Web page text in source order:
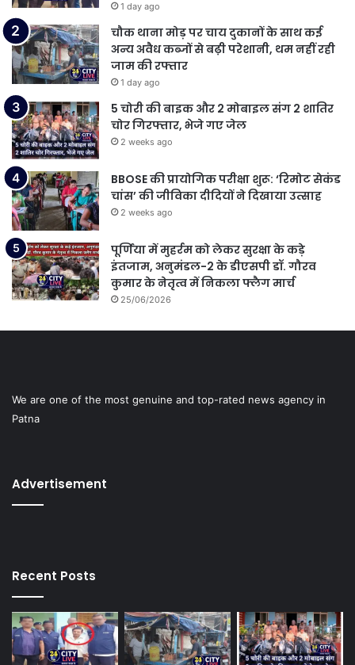
1 day ago
चौक थाना मोड़ पर चाय दुकानों के साथ कई
अन्य अवैध कब्जों से बढ़ी परेशानी, थम नहीं रही
जाम की रफ्तार
1 day ago
5 चोरी की बाइक और 2 मोबाइल संग 2 शातिर
चोर गिरफ्तार, भेजे गए जेल
2 weeks ago
BBOSE की प्रायोगिक परीक्षा शुरू: ‘रिमोट सेकंड
चांस’ की जीविका दीदियों ने दिखाया उत्साह
2 weeks ago
पूर्णिया में मुहर्रम को लेकर सुरक्षा के कड़े
इंतजाम, अनुमंडल-2 के डीएसपी डॉ. गौरव
कुमार के नेतृत्व में निकला फ्लैग मार्च
25/06/2026
We are one of the most genuine and top-rated news agency in
Patna
Advertisement
Recent Posts